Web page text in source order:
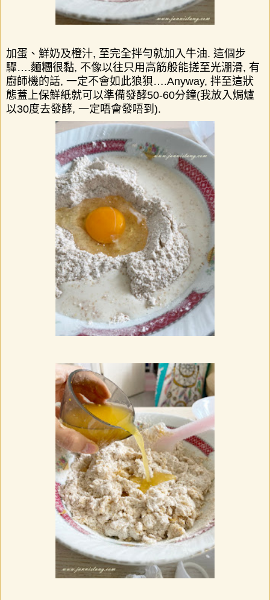
加蛋、鮮奶及橙汁, 至完全拌勻就加入牛油. 這個步
驟….麵糰很黏, 不像以往只用高筋般能搓至光淜滑, 有
廚師機的話, 一定不會如此狼狽 ….Anyway, 拌至這狀
態蓋上保鮮紙就可以準備發酵50-60分鐘(我放入焗爐
以30度去發酵, 一定唔會發唔到 ).